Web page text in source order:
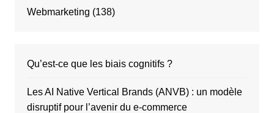
Webmarketing (138)
Qu’est-ce que les biais cognitifs ?
Les AI Native Vertical Brands (ANVB) : un modèle
disruptif pour l’avenir du e-commerce